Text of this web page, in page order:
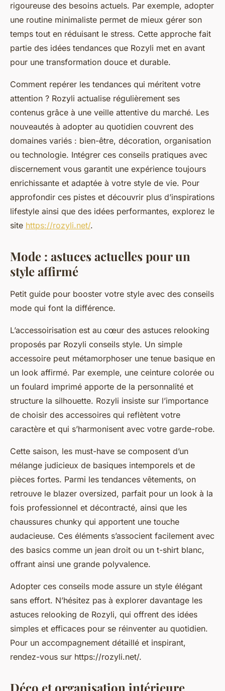
rigoureuse des besoins actuels. Par exemple, adopter
une routine minimaliste permet de mieux gérer son
temps tout en réduisant le stress. Cette approche fait
partie des idées tendances que Rozyli met en avant
pour une transformation douce et durable.
Comment repérer les tendances qui méritent votre
attention ? Rozyli actualise régulièrement ses
contenus grâce à une veille attentive du marché. Les
nouveautés à adopter au quotidien couvrent des
domaines variés : bien-être, décoration, organisation
ou technologie. Intégrer ces conseils pratiques avec
discernement vous garantit une expérience toujours
enrichissante et adaptée à votre style de vie. Pour
approfondir ces pistes et découvrir plus d’inspirations
lifestyle ainsi que des idées performantes, explorez le
site https://rozyli.net/.
Mode : astuces actuelles pour un
style affirmé
Petit guide pour booster votre style avec des conseils
mode qui font la différence.
L’accessoirisation est au cœur des astuces relooking
proposés par Rozyli conseils style. Un simple
accessoire peut métamorphoser une tenue basique en
un look affirmé. Par exemple, une ceinture colorée ou
un foulard imprimé apporte de la personnalité et
structure la silhouette. Rozyli insiste sur l’importance
de choisir des accessoires qui reflètent votre
caractère et qui s’harmonisent avec votre garde-robe.
Cette saison, les must-have se composent d’un
mélange judicieux de basiques intemporels et de
pièces fortes. Parmi les tendances vêtements, on
retrouve le blazer oversized, parfait pour un look à la
fois professionnel et décontracté, ainsi que les
chaussures chunky qui apportent une touche
audacieuse. Ces éléments s’associent facilement avec
des basics comme un jean droit ou un t-shirt blanc,
offrant ainsi une grande polyvalence.
Adopter ces conseils mode assure un style élégant
sans effort. N’hésitez pas à explorer davantage les
astuces relooking de Rozyli, qui offrent des idées
simples et efficaces pour se réinventer au quotidien.
Pour un accompagnement détaillé et inspirant,
rendez-vous sur https://rozyli.net/.
Déco et organisation intérieure